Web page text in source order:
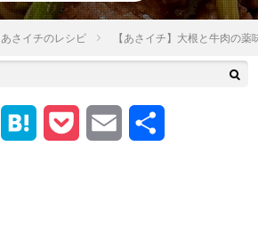
あさイチのレシピ 【あさイチ】大根と牛肉の